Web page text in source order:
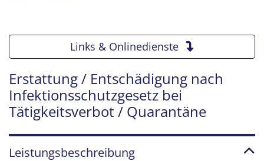
Links & Onlinedienste
Erstattung / Entschädigung nach
Infektionsschutzgesetz bei
Tätigkeitsverbot / Quarantäne
Leistungsbeschreibung